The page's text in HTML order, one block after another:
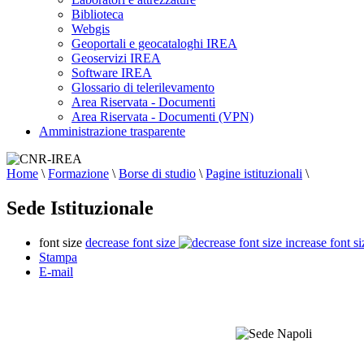
Biblioteca
Webgis
Geoportali e geocataloghi IREA
Geoservizi IREA
Software IREA
Glossario di telerilevamento
Area Riservata - Documenti
Area Riservata - Documenti (VPN)
Amministrazione trasparente
Home \ Formazione \ Borse di studio \ Pagine istituzionali \
Sede Istituzionale
font size decrease font size
increase font
Stampa
E-mail